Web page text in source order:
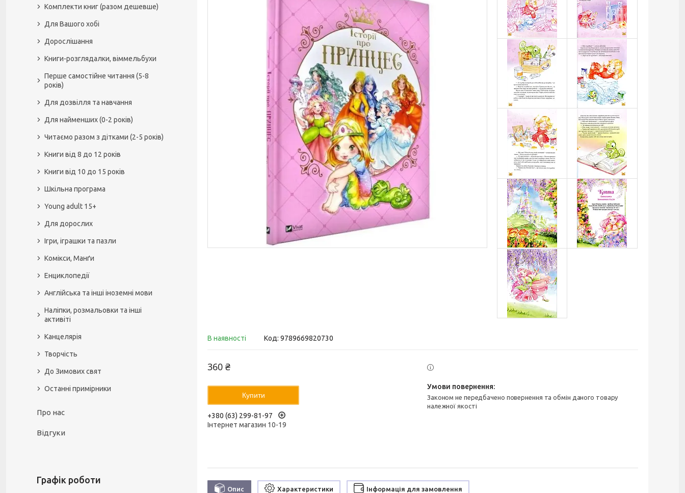
В наявності Код: 9789669820730
360 ₴
Купити
+380 (63) 299-81-97
Інтернет магазин 10-19
Законом не передбачено повернення та обмін даного товару
належної якості
Опис Характеристики Інформація для замовлення
Комплекти книг (разом дешевше)
Для Вашого хобі
Дорослішання
Книги-розглядалки, віммельбухи
Перше самостійне читання (5-8
років)
Для дозвілля та навчання
Для найменших (0-2 років)
Читаємо разом з дітками (2-5 років)
Книги від 8 до 12 років
Книги від 10 до 15 років
Шкільна програма
Young adult 15+
Для дорослих
Ігри, іграшки та пазли
Комікси, Манґи
Енциклопедії
Англійська та інші іноземні мови
Наліпки, розмальовки та інші
активіті
Канцелярія
Творчість
До Зимових свят
Останні примірники
Про нас
Відгуки
Графік роботи